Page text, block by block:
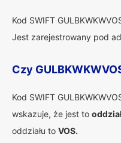
Kod SWIFT
Jest zarejestrowany pod
Czy
Kod SWIFT
wskazuje, że jest to
oddziału to VOS.